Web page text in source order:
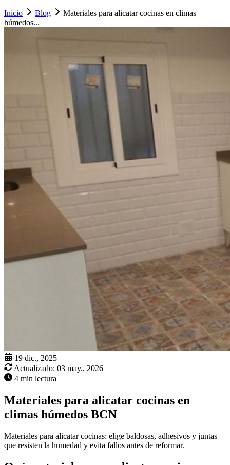
Inicio Blog
Materiales para alicatar cocinas en climas
húmedos...
19 dic., 2025
Actualizado: 03 may., 2026
4 min lectura
Materiales para alicatar cocinas en
climas húmedos BCN
Materiales para alicatar cocinas: elige baldosas, adhesivos y juntas
que resisten la humedad y evita fallos antes de reformar.